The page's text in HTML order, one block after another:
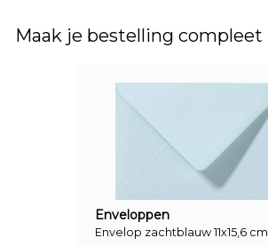
Maak je bestelling compleet
Enveloppen
Envelop zachtblauw 11x15,6 cm